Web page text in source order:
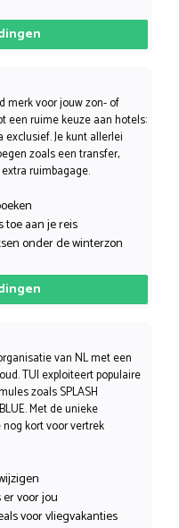
merk voor jouw zon- of
een ruime keuze aan hotels:
Je kunt allerlei
zoals een transfer,
ruimbagage.
toe aan je reis
onder de winterzon
van NL met een
TUI exploiteert populaire
zoals SPLASH
Met de unieke
kort voor vertrek
voor jou
voor vliegvakanties